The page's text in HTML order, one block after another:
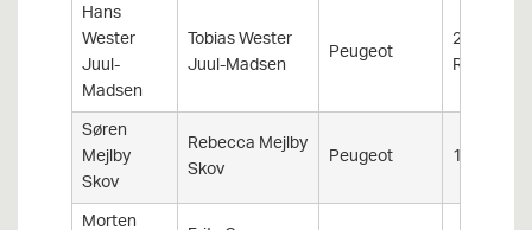
Hans
Wester
Juul-
Madsen
Tobias Wester
Juul-Madsen Peugeot 205 1,3
Rallye
Søren
Mejlby
Skov
Rebecca Mejlby
Skov Peugeot
106 Rally
Morten